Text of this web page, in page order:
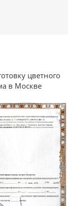
цветного
в Москве